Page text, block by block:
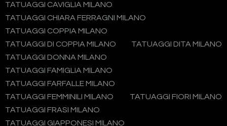
TATUAGGI CAVIGLIA MILANO
TATUAGGI CHIARA FERRAGNI MILANO
TATUAGGI COPPIA MILANO
TATUAGGI DI COPPIA MILANO
TATUAGGI DITA MILANO
TATUAGGI DONNA MILANO
TATUAGGI FAMIGLIA MILANO
TATUAGGI FARFALLE MILANO
TATUAGGI FEMMINILI MILANO
TATUAGGI FIORI MILANO
TATUAGGI FRASI MILANO
TATUAGGI GIAPPONESI MILANO